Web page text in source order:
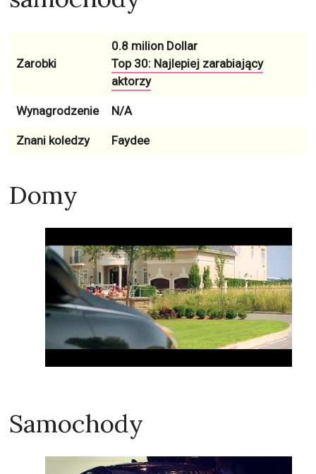
Zarobki
0.8 milion Dollar
Top 30: Najlepiej zarabiający
aktorzy
Wynagrodzenie N/A
Znani koledzy Faydee
Domy
Samochody